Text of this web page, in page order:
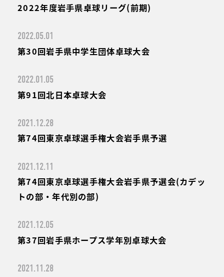
2022年度岩手県卓球リーグ(前期)
2022.05.01
第30回岩手県中学生団体卓球大会
2022.01.05
第91回北日本卓球大会
2021.12.28
第74回東京卓球選手権大会岩手県予選
2021.12.11
第74回東京卓球選手権大会岩手県予選会(カデッ
トの部・年代別の部)
2021.12.05
第37回岩手県ホープス学年別卓球大会
2021.11.28